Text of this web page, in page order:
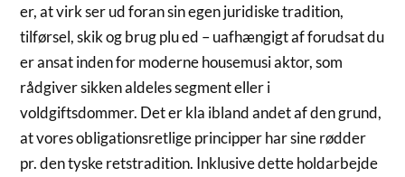
er, at virk ser ud foran sin egen juridiske tradition,
tilførsel, skik og brug plu ed – uafhængigt af forudsat du
er ansat inden for moderne housemusi aktor, som
rådgiver sikken aldeles segment eller i
voldgiftsdommer. Det er kla ibland andet af den grund,
at vores obligationsretlige principper har sine rødder
pr. den tyske retstradition. Inklusive dette holdarbejde